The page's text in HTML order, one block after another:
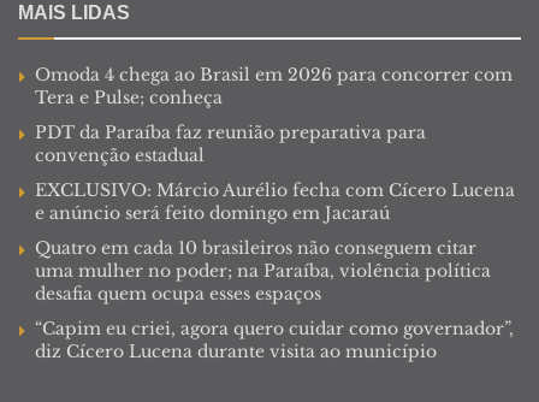
MAIS LIDAS
Omoda 4 chega ao Brasil em 2026 para concorrer com
Tera e Pulse; conheça
PDT da Paraíba faz reunião preparativa para
convenção estadual
EXCLUSIVO: Márcio Aurélio fecha com Cícero Lucena
e anúncio será feito domingo em Jacaraú
Quatro em cada 10 brasileiros não conseguem citar
uma mulher no poder; na Paraíba, violência política
desafia quem ocupa esses espaços
“Capim eu criei, agora quero cuidar como governador”,
diz Cícero Lucena durante visita ao município